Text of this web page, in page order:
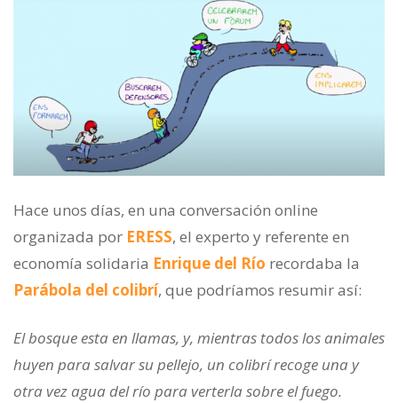
Hace unos días, en una conversación online
organizada por ERESS, el experto y referente en
economía solidaria Enrique del Río recordaba la
Parábola del colibrí, que podríamos resumir así:
El bosque esta en llamas, y, mientras todos los animales
huyen para salvar su pellejo, un colibrí recoge una y
otra vez agua del río para verterla sobre el fuego.